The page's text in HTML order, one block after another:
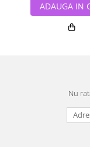
ADAUGA IN
Nu